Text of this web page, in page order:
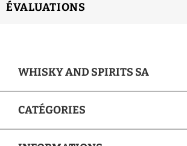
ÉVALUATIONS
WHISKY AND SPIRITS SA
CATÉGORIES